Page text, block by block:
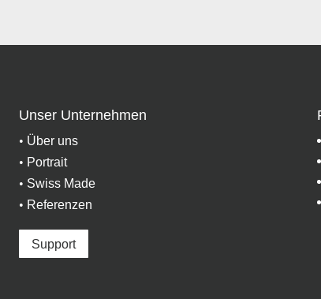
Unser Unternehmen
• Über uns
• Portrait
• Swiss Made
• Referenzen
Support